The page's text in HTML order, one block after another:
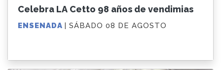
Celebra LA Cetto 98 años de vendimias
ENSENADA | SÁBADO 08 DE AGOSTO